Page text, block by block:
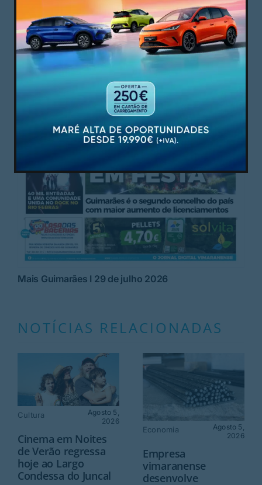
Mais Guimarães I 29 de julho 2026
NOTÍCIAS RELACIONADAS
Cultura
Agosto 5,
2026
Cinema em Noites
de Verão regressa
hoje ao Largo
Condessa do Juncal
Economia
Agosto 5,
2026
Empresa
vimaranense
desenvolve